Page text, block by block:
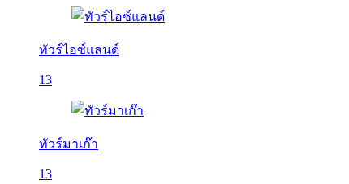
ทัวร์ไอซ์แลนด์
13
ทัวร์มาเก๊า
13